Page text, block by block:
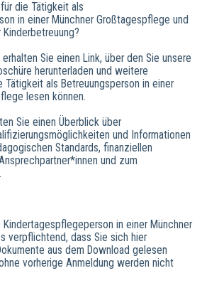
die Tätigkeit als
in einer Münchner Großtagespflege und
Kinderbetreuung?
Sie einen Link, über den Sie unsere
herunterladen und weitere
Tätigkeit als Betreuungsperson in einer
lesen können.
Sie einen Überblick über
und Informationen
Standards, finanziellen
und zum
Kindertagespflegeperson in einer Münchner
verpflichtend, dass Sie sich hier
aus dem Download gelesen
vorherige Anmeldung werden nicht